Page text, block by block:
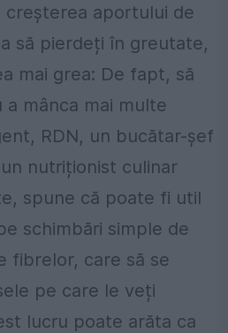
creșterea aportului de
să pierdeți în greutate,
mai grea: De fapt, să
mânca mai multe
RDN, un bucătar-șef
nutriționist culinar
spune că poate fi util
schimbări simple de
fibrelor, care să se
pe care le veți
lucru poate arăta ca